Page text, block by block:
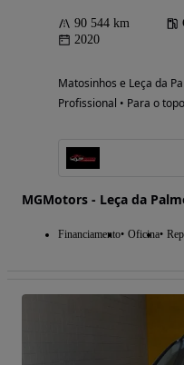
90 544 km
2020
Matosinhos e Leça da
Profissional • Para o topo
MGMotors - Leça da
Financiamento Oficina